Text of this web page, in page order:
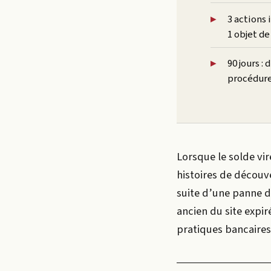
3 actions
1 objet
90 jours :
Lorsque le solde
histoires de
suite d’une panne
ancien du site
pratiques